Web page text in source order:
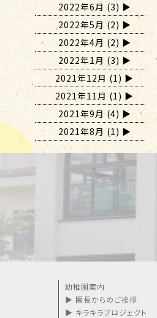
2022年6月 (3)
2022年5月 (2)
2022年4月 (2)
2022年1月 (3)
2021年12月 (1)
2021年11月 (1)
2021年9月 (4)
2021年8月 (1)
幼稚園案内
▶ 園長からのご挨拶
▶ キラキラプロジェクト